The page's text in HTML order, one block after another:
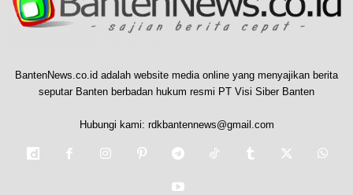
BantenNews.co.id adalah website media online yang menyajikan berita
seputar Banten berbadan hukum resmi PT Visi Siber Banten
Hubungi kami: rdkbantennews@gmail.com